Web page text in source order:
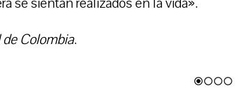
Colombia.